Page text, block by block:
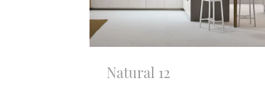
Natural 12